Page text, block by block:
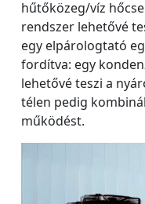
hűtőközeg/víz
rendszer lehetővé
egy elpárologtató
fordítva: egy
lehetővé teszi a
télen pedig
működést.